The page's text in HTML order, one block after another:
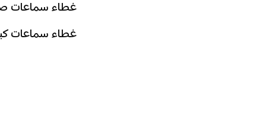
غطاء سماعات
غطاء سماعات